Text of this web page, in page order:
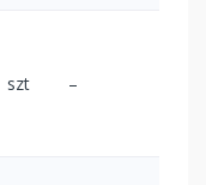
szt –